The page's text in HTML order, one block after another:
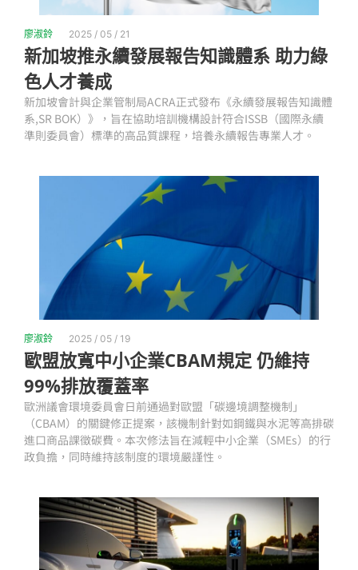
廖淑鈴 2025 / 05 / 21
新加坡推永續發展報告知識體系 助力綠
色人才養成
新加坡會計與企業管制局ACRA正式發布《永續發展報告知識體
系,SR BOK）》，旨在協助培訓機構設計符合ISSB（國際永續
準則委員會）標準的高品質課程，培養永續報告專業人才。
廖淑鈴 2025 / 05 / 19
歐盟放寬中小企業CBAM規定 仍維持
99%排放覆蓋率
歐洲議會環境委員會日前通過對歐盟「碳邊境調整機制」
（CBAM）的關鍵修正提案，該機制針對如鋼鐵與水泥等高排碳
進口商品課徵碳費。本次修法旨在減輕中小企業（SMEs）的行
政負擔，同時維持該制度的環境嚴謹性。